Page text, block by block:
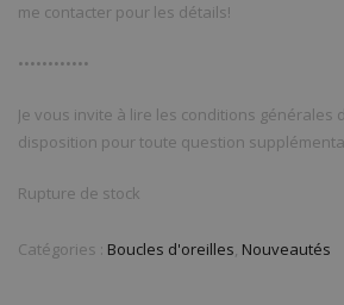
me contacter pour les détails!
••••••••••••
Je vous invite à lire les conditions générales
disposition pour toute question
Rupture de stock
Catégories : Boucles d'oreilles, Nouveautés